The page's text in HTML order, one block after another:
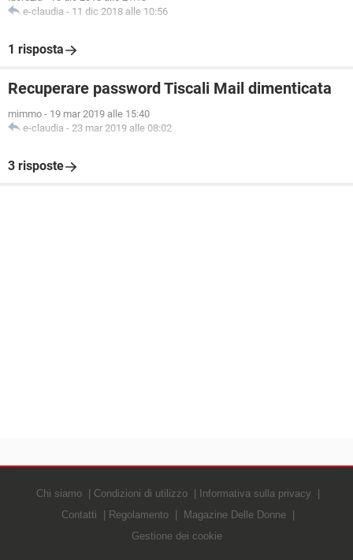
e-claudia - 11 dic 2018 alle 10:56
1 risposta
Recuperare password Tiscali Mail dimenticata
mimmo - 19 mar 2019 alle 15:40
e-claudia - 23 mar 2019 alle 08:02
3 risposte
Chi siamo Condizioni di utilizzo
Informativa sulla privacy
Contatti
Regolamento
Magazine Delle Donne
Gestione dei cookie